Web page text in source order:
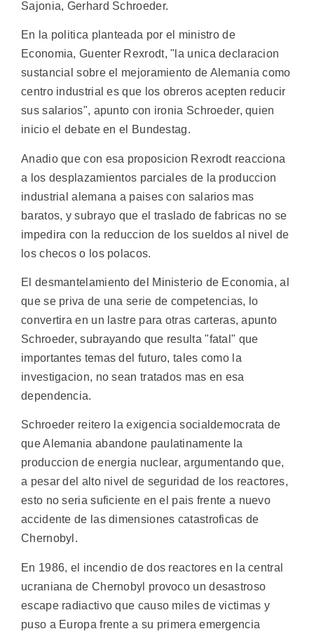
Sajonia, Gerhard Schroeder.
En la politica planteada por el ministro de
Economia, Guenter Rexrodt, "la unica declaracion
sustancial sobre el mejoramiento de Alemania como
centro industrial es que los obreros acepten reducir
sus salarios", apunto con ironia Schroeder, quien
inicio el debate en el Bundestag.
Anadio que con esa proposicion Rexrodt reacciona
a los desplazamientos parciales de la produccion
industrial alemana a paises con salarios mas
baratos, y subrayo que el traslado de fabricas no se
impedira con la reduccion de los sueldos al nivel de
los checos o los polacos.
El desmantelamiento del Ministerio de Economia, al
que se priva de una serie de competencias, lo
convertira en un lastre para otras carteras, apunto
Schroeder, subrayando que resulta "fatal" que
importantes temas del futuro, tales como la
investigacion, no sean tratados mas en esa
dependencia.
Schroeder reitero la exigencia socialdemocrata de
que Alemania abandone paulatinamente la
produccion de energia nuclear, argumentando que,
a pesar del alto nivel de seguridad de los reactores,
esto no seria suficiente en el pais frente a nuevo
accidente de las dimensiones catastroficas de
Chernobyl.
En 1986, el incendio de dos reactores en la central
ucraniana de Chernobyl provoco un desastroso
escape radiactivo que causo miles de victimas y
puso a Europa frente a su primera emergencia